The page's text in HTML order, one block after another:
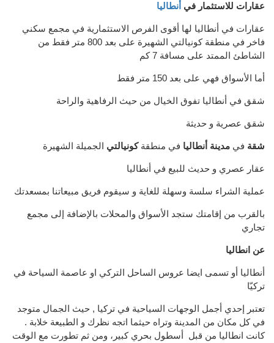
عقارات للاستثمار في أنطاليا
عقارات في أنطاليا لها أقوى الفرص الاستثمارية في مجمع سكني
فاخر في منطقة كونيالتي الشهيرة على بعد 800 متر فقط من
الشاطئ الممتد على مسافة 7 كم
أما الأسواق فهي على بعد 150 متر فقط
شقق في أنطاليا تفوق الخيال من حيث الرفاهية والراحة
شقق عصرية و حديثة
شقة في مدينة أنطاليا في منطقة كونيالتي الجميلة الشهيرة
عقار عصري و حديث للبيع في أنطاليا
عملية الشراء سلسة وسهلة للغاية و سيقوم فريق مبيعاتنا بمسعدتك
بالقرب من إقامتك ستجد الأسواق والمحلات بالإضافة إلى مجمع
تجاري
عن انطاليا
أنطاليا أو تسمى ايضا عروس الساحل التركي او عاصمة السياحة في
تركيّا
تعتبر إحدي أجمل الوجهات السياحية في تركيا , حيث الجمال متوجد
في كل مكان من المدينة وتراه حيثما اتجه نظرك و الطبيعة خلابة .
كانت انطاليا من قبل أسطول بحري كبير، ومن ثم تطورت مع الوقت